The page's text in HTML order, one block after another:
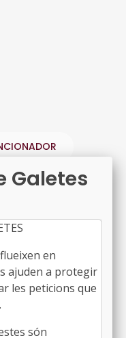
sobre política
organitzada pel
i Transició
ferroviari
Galetes
en
ajuden a protegir
les peticions que
són